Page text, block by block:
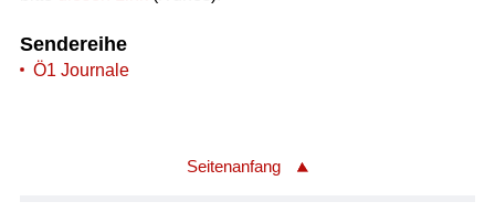
Sendereihe
Ö1 Journale
Seitenanfang